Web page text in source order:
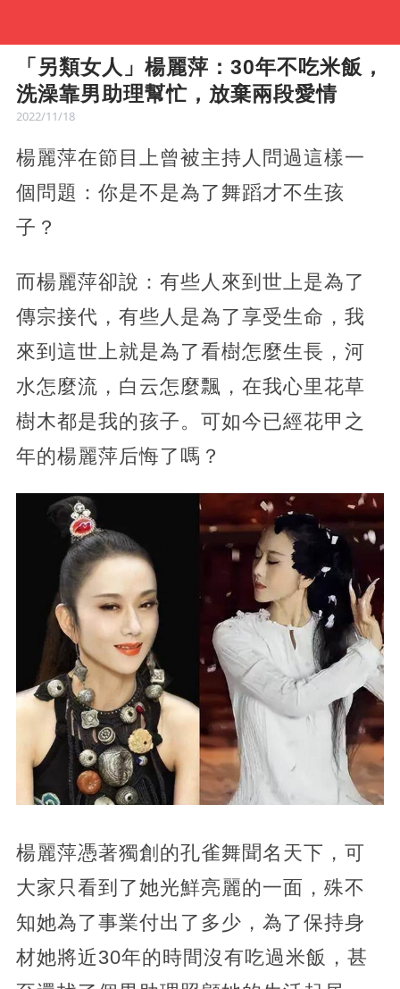
「另類女人」楊麗萍：30年不吃米飯，
洗澡靠男助理幫忙，放棄兩段愛情
2022/11/18
楊麗萍在節目上曾被主持人問過這樣一
個問題：你是不是為了舞蹈才不生孩
子？
而楊麗萍卻說：有些人來到世上是為了
傳宗接代，有些人是為了享受生命，我
來到這世上就是為了看樹怎麼生長，河
水怎麼流，白云怎麼飄，在我心里花草
樹木都是我的孩子。可如今已經花甲之
年的楊麗萍后悔了嗎？
楊麗萍憑著獨創的孔雀舞聞名天下，可
大家只看到了她光鮮亮麗的一面，殊不
知她為了事業付出了多少，為了保持身
材她將近30年的時間沒有吃過米飯，甚